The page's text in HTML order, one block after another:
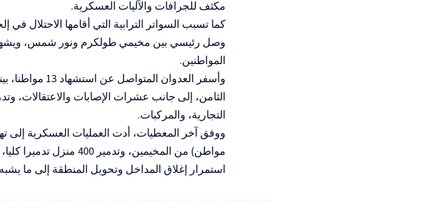
مكثف للجرافات والآليات العسكرية.
كما تسبب السواتر الترابية التي أقامها الاحتلال
وصل رئيسي بين مخيمي طولكرم ونور شمس، ويشهد
المواطنين.
وأسفر العدوان
الثامن، إلى جانب عشرات الإصابات والاعتقالات،
التجارية، والمركبات.
استمرار إغلاق المداخل وتحويل المنطقة إلى ما